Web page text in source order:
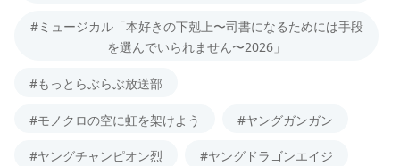
#ミュージカル「本好きの下剋上〜司書になるためには手段
を選んでいられません〜2026」
#もっとらぶらぶ放送部
#モノクロの空に虹を架けよう #ヤングガンガン
#ヤングチャンピオン烈 #ヤングドラゴンエイジ